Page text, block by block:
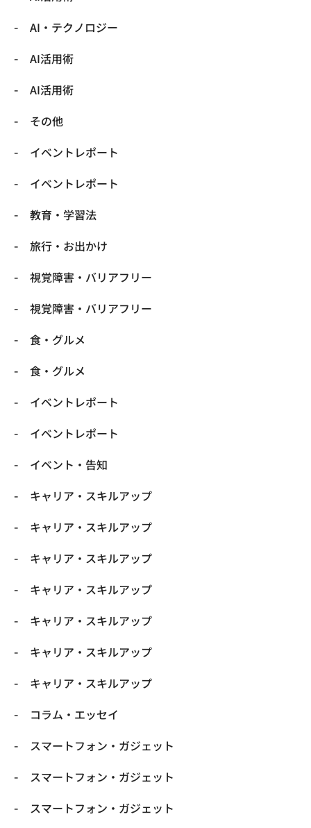
​AI・テクノロジー
​AI活用術
​AI活用術
​その他
​イベントレポート
​イベントレポート
​教育・学習法
​旅行・お出かけ
​視覚障害・バリアフリー
​視覚障害・バリアフリー
​食・グルメ
​食・グルメ
イベントレポート
イベントレポート
イベント・告知
キャリア・スキルアップ
キャリア・スキルアップ
キャリア・スキルアップ
キャリア・スキルアップ
キャリア・スキルアップ
キャリア・スキルアップ
キャリア・スキルアップ
コラム・エッセイ
スマートフォン・ガジェット
スマートフォン・ガジェット
スマートフォン・ガジェット